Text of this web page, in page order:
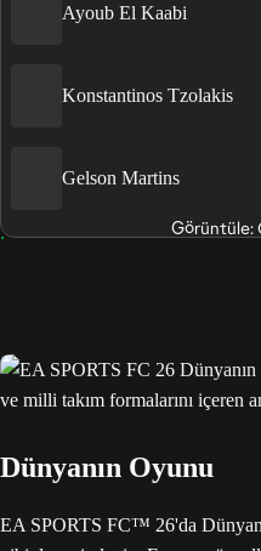
Ayoub El Kaabi
Konstantinos Tzolakis
Gelson Martins
Görüntüle:
Dünyanın Oyunu
EA SPORTS FC™ 26'da